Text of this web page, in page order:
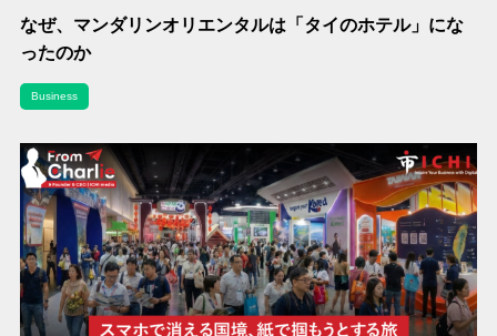
なぜ、マンダリンオリエンタルは「タイのホテル」にな
ったのか
Business